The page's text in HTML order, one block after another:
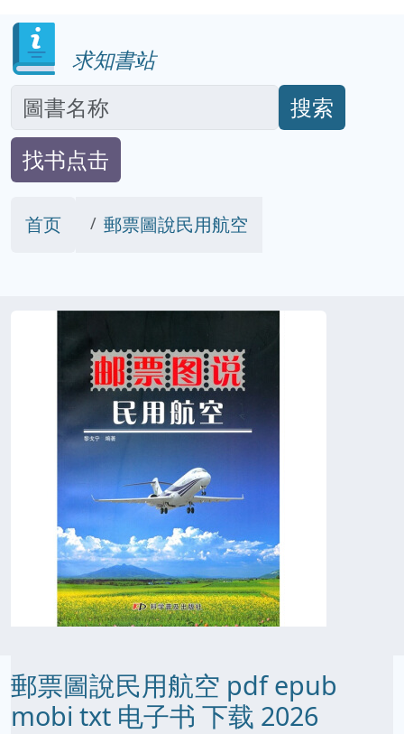
求知書站
搜索
找书点击
首页 郵票圖說民用航空
郵票圖說民用航空 pdf epub
mobi txt 电子书 下载 2026